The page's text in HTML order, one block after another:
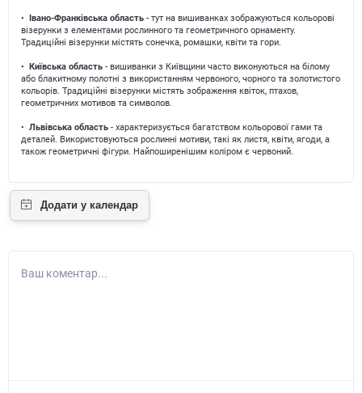
• Івано-Франківська область- тут на вишиванках зображуються кольорові
візерунки з елементами рослинного та геометричного орнаменту.
Традиційні візерунки містять сонечка, ромашки, квіти та гори.
• Київська область- вишиванки з Київщини часто виконуються на білому
або блакитному полотні з використанням червоного, чорного та золотистого
кольорів. Традиційні візерунки містять зображення квіток, птахов,
геометричних мотивов та символов.
• Львiвська область- характеризується багатством кольорової гами та
деталей. Використовуються рослиннi мотиви, такi як листя, квiти, ягоди, а
також геометричнi фiгури. Найпоширенiшим колiром є червоний.
Ваш коментар...